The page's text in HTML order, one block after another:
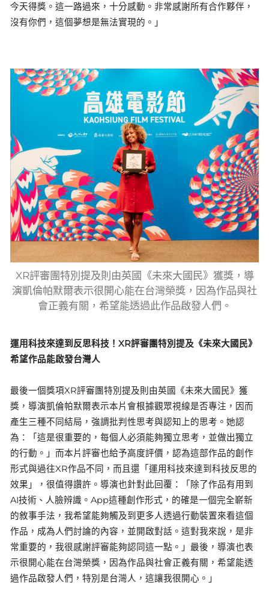
今天得獎。這一路過來，十分感動。非常感謝所有合作夥伴，
沒有你們，這個夢想是無法實現的。」
XR評審團特別提及則由英國《未來大國民》獲獎，導
演凱倫帕默爾表示很開心能在台灣榮獎，因為作品與社
會正義有關，希望能透過此作品啟發人們。
運用科技來達到反思科技！XR評審團特別提及《未來大國民》
希望作品能啟發台灣人
最後一個獎項XR評審團特別提及則由英國《未來大國民》獲
獎，導演凱倫帕默爾表示本片會根據觀眾視線是否專注，因而
產生三種不同結局，強調批判性思考與認知上的思考。她認
為：「這是很重要的，每個人必須能夠獨立思考，並做出獨立
的行動。」而本片評審也給予高度評價，認為這部作品的創作
形式與過往XR作品不同，而且還「運用科技來達到科技反思的
效果」，很值得讚許。導演也針對此回覆：「除了作品有用到
AI技術、人臉辨識。App這種創作形式，的確是一個完全嶄新
的敘事手法，我希望能夠觸及到更多人透過行動裝置來看這個
作品，成為人們討論的內容，並開啟對話。這對我來說，是非
常重要的，我很感謝評審能夠認同這一點。」最後，導演也表
示很開心能在台灣榮獎，因為作品與社會正義有關，希望能透
過作品啟發人們，特別是台灣人，這讓我很開心。」